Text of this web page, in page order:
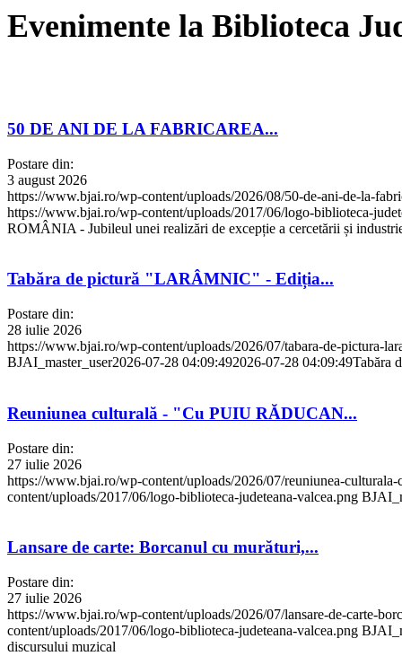
Evenimente la Biblioteca
50 DE ANI DE LA FABRICAREA...
Postare din:
3 august 2026
https://www.bjai.ro/wp-content/uploads/2026/08/50-de-ani-de-la-
https://www.bjai.ro/wp-content/uploads/2017/06/logo-biblioteca-
ROMÂNIA - Jubileul unei realizări de excepție a cercetării și
Tabăra de pictură "LARÂMNIC" - Ediția...
Postare din:
28 iulie 2026
https://www.bjai.ro/wp-content/uploads/2026/07/tabara-de-pictura-
BJAI_master_user2026-07-28 04:09:492026-07-28 04:09:49Tabăra
Reuniunea culturală - "Cu PUIU RĂDUCAN...
Postare din:
27 iulie 2026
https://www.bjai.ro/wp-content/uploads/2026/07/reuniunea-
content/uploads/2017/06/logo-biblioteca-judeteana-valcea.png
Lansare de carte: Borcanul cu murături,...
Postare din:
27 iulie 2026
https://www.bjai.ro/wp-content/uploads/2026/07/lansare-de-carte-
content/uploads/2017/06/logo-biblioteca-judeteana-valcea.png
discursului muzical